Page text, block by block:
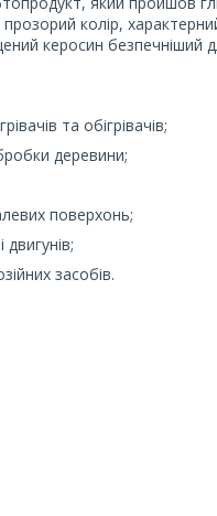
колір,
керосин безпечніший
та обігрівачів;
деревини;
поверхонь;
засобів.